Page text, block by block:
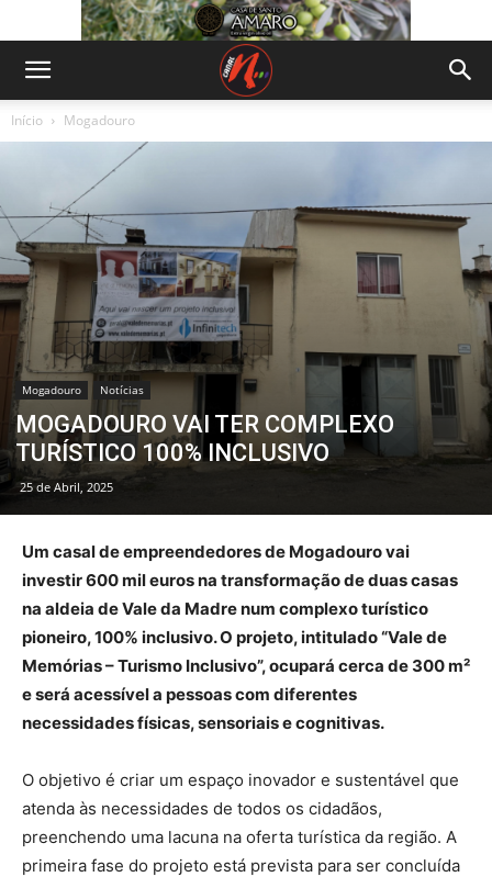
Início Mogadouro
Mogadouro Notícias
MOGADOURO VAI TER COMPLEXO
TURÍSTICO 100% INCLUSIVO
25 de Abril, 2025
Um casal de empreendedores de Mogadouro vai
investir 600 mil euros na transformação de duas casas
na aldeia de Vale da Madre num complexo turístico
pioneiro, 100% inclusivo. O projeto, intitulado “Vale de
Memórias – Turismo Inclusivo”, ocupará cerca de 300 m²
e será acessível a pessoas com diferentes
necessidades físicas, sensoriais e cognitivas.
O objetivo é criar um espaço inovador e sustentável que
atenda às necessidades de todos os cidadãos,
preenchendo uma lacuna na oferta turística da região. A
primeira fase do projeto está prevista para ser concluída